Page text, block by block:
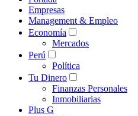
Empresas
Management & Empleo
Economía
Mercados
Perú
Política
Tu Dinero
Finanzas Personales
Inmobiliarias
Plus G